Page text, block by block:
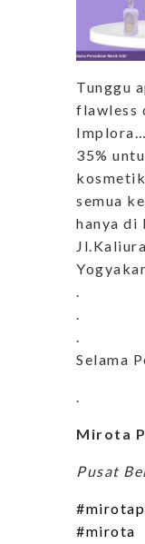
Tunggu
flawless
35%
semua
hanya di
.
.
.
Selama
.
Mirota
Pusat
#mirota